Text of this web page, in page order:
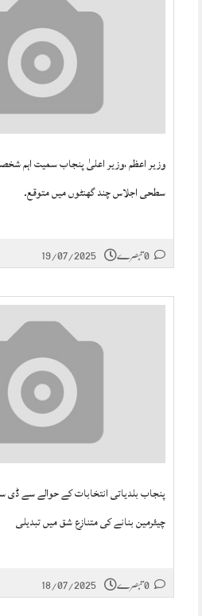
وزیر اعظم ،وزیر اعلیٰ پنجاب سمیت اہم
سطحی اجلاس چند گھنٹوں میں متوقع۔
19/07/2025
پنجاب بلدیاتی انتخابات کے حوالے سے
چیئرمین بنانے کی متنازع شق میں تبدیلی
18/07/2025